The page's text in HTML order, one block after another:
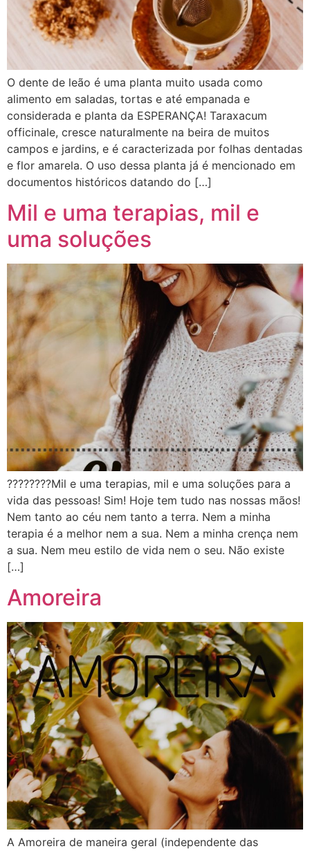
O dente de leão é uma planta muito usada como
alimento em saladas, tortas e até empanada e
considerada e planta da ESPERANÇA! Taraxacum
officinale, cresce naturalmente na beira de muitos
campos e jardins, e é caracterizada por folhas dentadas
e flor amarela. O uso dessa planta já é mencionado em
documentos históricos datando do […]
Mil e uma terapias, mil e
uma soluções
????????Mil e uma terapias, mil e uma soluções para a
vida das pessoas! Sim! Hoje tem tudo nas nossas mãos!
Nem tanto ao céu nem tanto a terra. Nem a minha
terapia é a melhor nem a sua. Nem a minha crença nem
a sua. Nem meu estilo de vida nem o seu. Não existe
[…]
Amoreira
A Amoreira de maneira geral (independente das